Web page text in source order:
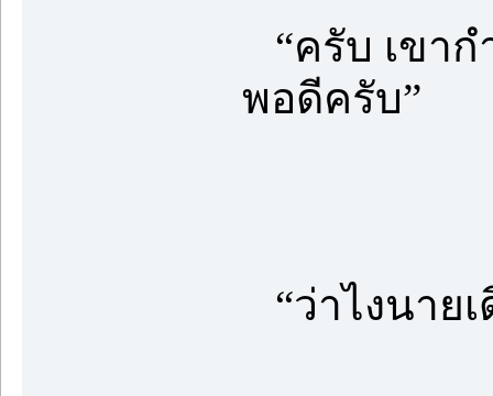
“ครับ เขา
พอดีครับ”
“ว่าไงนายเ